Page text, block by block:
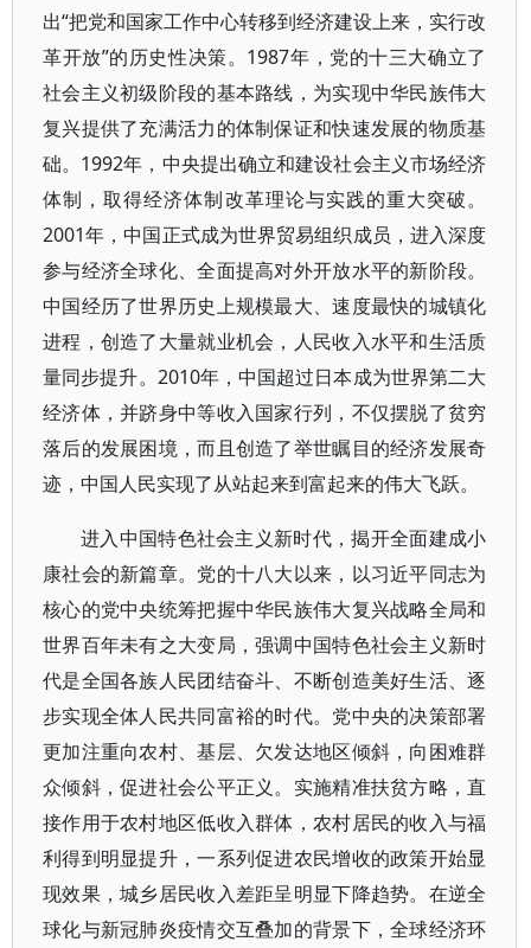
出“把党和国家工作中心转移到经济建设上来，实行改
革开放”的历史性决策。1987年，党的十三大确立了
社会主义初级阶段的基本路线，为实现中华民族伟大
复兴提供了充满活力的体制保证和快速发展的物质基
础。1992年，中央提出确立和建设社会主义市场经济
体制，取得经济体制改革理论与实践的重大突破。
2001年，中国正式成为世界贸易组织成员，进入深度
参与经济全球化、全面提高对外开放水平的新阶段。
中国经历了世界历史上规模最大、速度最快的城镇化
进程，创造了大量就业机会，人民收入水平和生活质
量同步提升。2010年，中国超过日本成为世界第二大
经济体，并跻身中等收入国家行列，不仅摆脱了贫穷
落后的发展困境，而且创造了举世瞩目的经济发展奇
迹，中国人民实现了从站起来到富起来的伟大飞跃。
进入中国特色社会主义新时代，揭开全面建成小
康社会的新篇章。党的十八大以来，以习近平同志为
核心的党中央统筹把握中华民族伟大复兴战略全局和
世界百年未有之大变局，强调中国特色社会主义新时
代是全国各族人民团结奋斗、不断创造美好生活、逐
步实现全体人民共同富裕的时代。党中央的决策部署
更加注重向农村、基层、欠发达地区倾斜，向困难群
众倾斜，促进社会公平正义。实施精准扶贫方略，直
接作用于农村地区低收入群体，农村居民的收入与福
利得到明显提升，一系列促进农民增收的政策开始显
现效果，城乡居民收入差距呈明显下降趋势。在逆全
球化与新冠肺炎疫情交互叠加的背景下，全球经济环